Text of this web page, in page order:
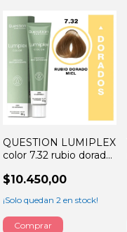
QUESTION LUMIPLEX
color 7.32 rubio dorado
$10.450,00
¡Solo quedan2 en stock!